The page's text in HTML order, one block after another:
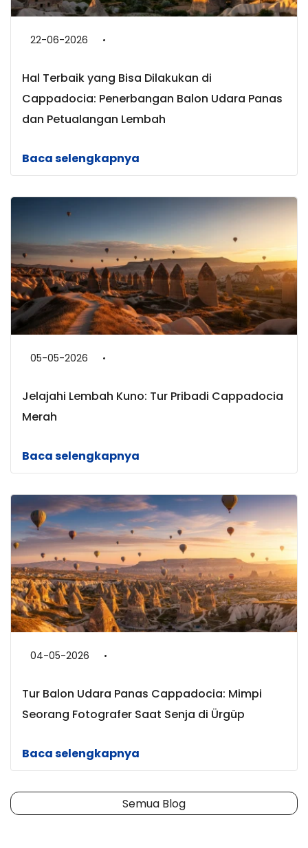
22-06-2026
Hal Terbaik yang Bisa Dilakukan di
Cappadocia: Penerbangan Balon Udara Panas
dan Petualangan Lembah
Baca selengkapnya
05-05-2026
Jelajahi Lembah Kuno: Tur Pribadi Cappadocia
Merah
Baca selengkapnya
04-05-2026
Tur Balon Udara Panas Cappadocia: Mimpi
Seorang Fotografer Saat Senja di Ürgüp
Baca selengkapnya
Semua Blog